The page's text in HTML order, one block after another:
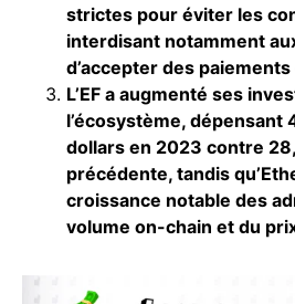
strictes pour éviter les
interdisant notamment
d’accepter des
L’EF a augmenté ses
l’écosystème, dépensant
dollars en 2023 contre
précédente, tandis
croissance notable des
volume on-chain et du prix